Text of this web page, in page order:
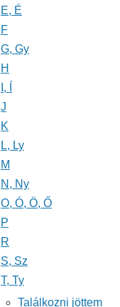
E, É
F
G, Gy
H
I, Í
J
K
L, Ly
M
N, Ny
O, Ó, Ö, Ő
P
R
S, Sz
T, Ty
Találkozni jöttem